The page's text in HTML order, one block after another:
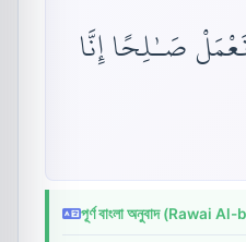
صَـٰلِحًا إِنَّا
পূর্ণ বাংলা অনুবাদ (Rawai